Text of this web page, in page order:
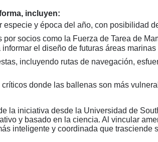
incluyen:
y época del año, con posibilidad
socios como la Fuerza de Tarea de
el diseño de futuras áreas marinas
incluyendo rutas de navegación,
donde las ballenas son más
la iniciativa desde la Universidad de
y basado en la ciencia. Al vincular
inteligente y coordinada que trasciende